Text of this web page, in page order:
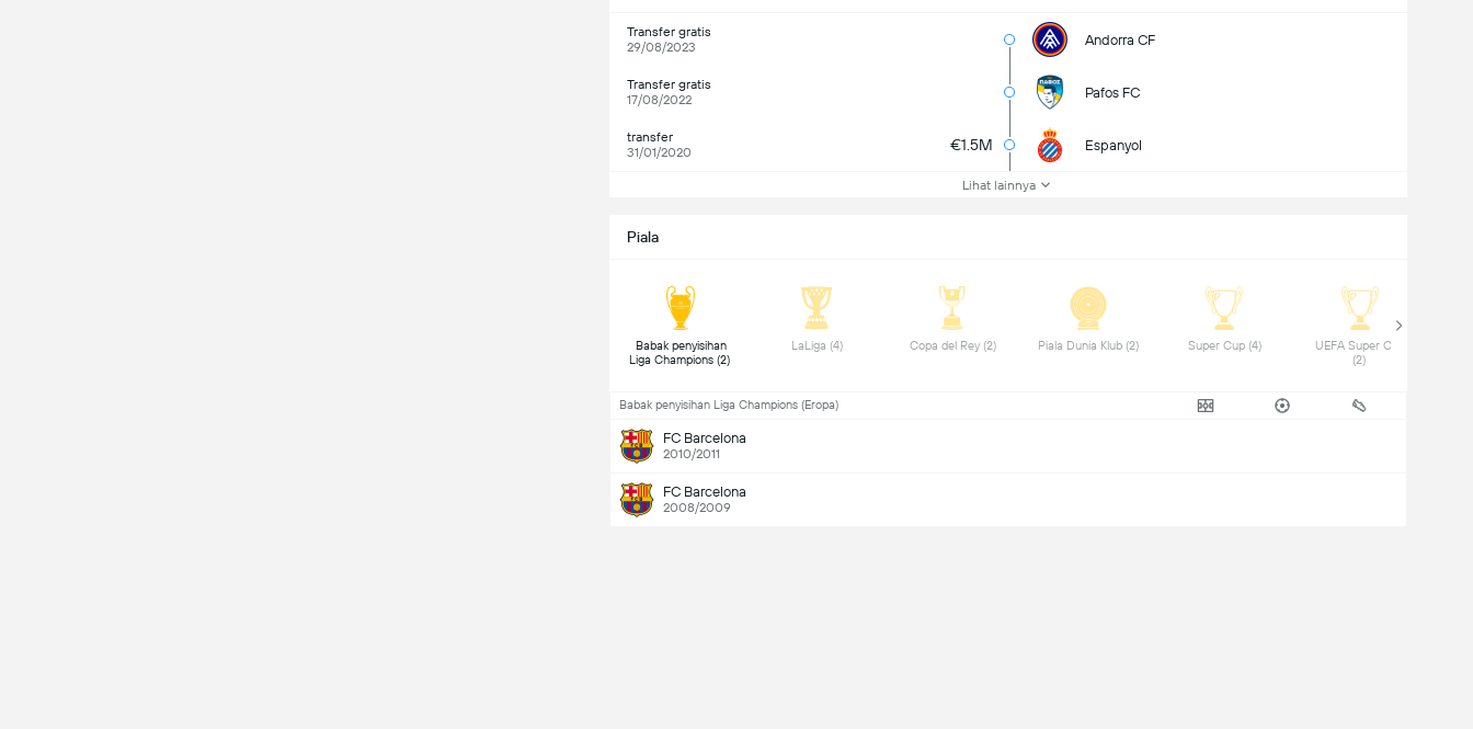
Transfer gratis
29/08/2023
Andorra CF
Transfer gratis
17/08/2022
Pafos FC
transfer
31/01/2020
€1.5M Espanyol
Lihat lainnya
Piala
Babak penyisihan
Liga Champions (2)
LaLiga (4) Copa del Rey (2) Super Cup (4)
UEFA Super Cup
(2)
Babak penyisihan Liga Champions (Eropa)
FC Barcelona
2010/2011
FC Barcelona
2008/2009